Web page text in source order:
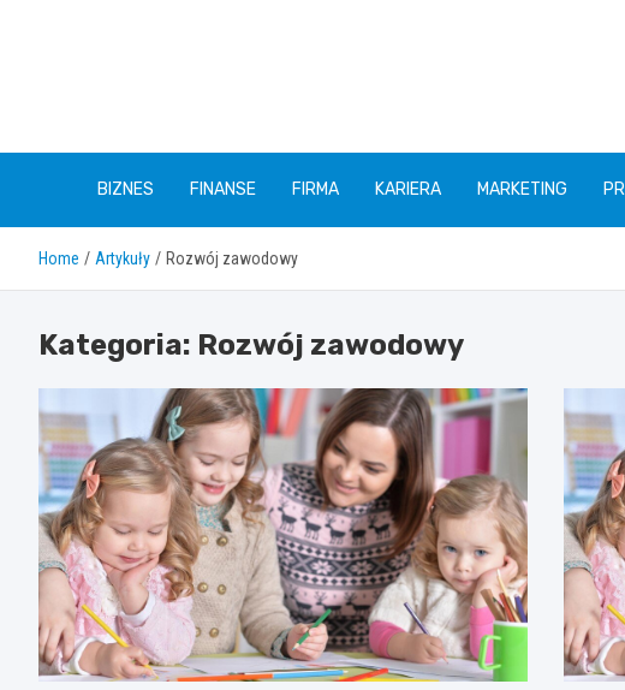
BIZNES FINANSE FIRMA KARIERA MARKETING
Home Artykuły Rozwój zawodowy
Kategoria: Rozwój zawodowy